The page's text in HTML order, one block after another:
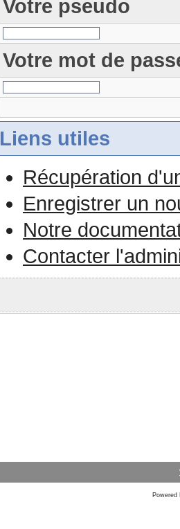
Votre pseudo
Votre mot de
Liens utiles
Récupération
Enregistrer un
Notre
Contacter